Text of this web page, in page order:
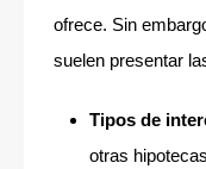
ofrece. Sin
suelen presentar
Tipos de
otras